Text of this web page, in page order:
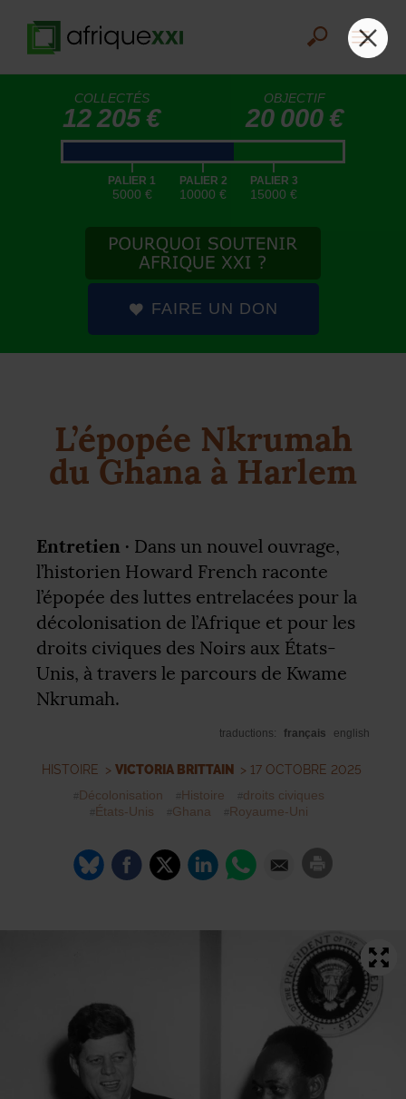
COLLECTÉS
12 205 €
OBJECTIF
20 000 €
|
PALIER 1
5000 €
|
PALIER 2
10000 €
|
PALIER 3
15000 €
FAIRE UN DON
L’épopée Nkrumah
du Ghana à Harlem
Entretien · Dans un nouvel ouvrage,
l’historien Howard French raconte
l’épopée des luttes entrelacées pour la
décolonisation de l’Afrique et pour les
droits civiques des Noirs aux États-
Unis, à travers le parcours de Kwame
Nkrumah.
traductions: français english
HISTOIRE > VICTORIA BRITTAIN > 17 OCTOBRE 2025
Décolonisation Histoire
droits civiques
États-Unis
Ghana Royaume-Uni